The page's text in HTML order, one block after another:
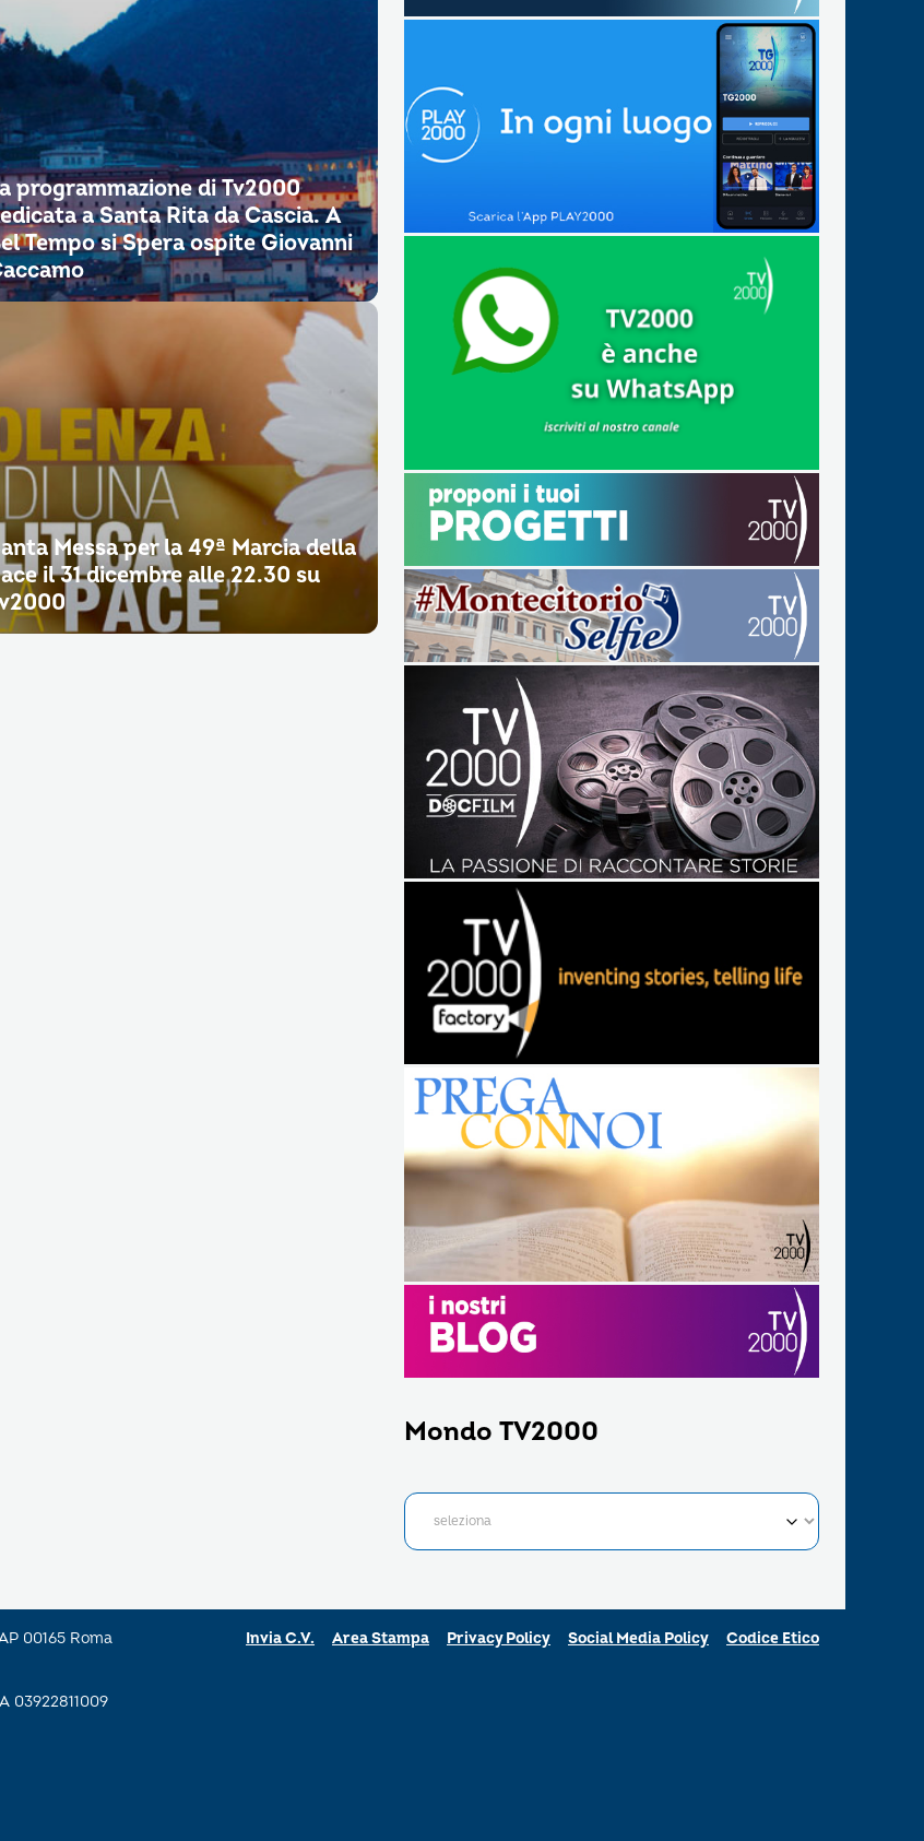
programmazione di Tv2000
a Santa Rita da Cascia. A
Tempo si Spera ospite Giovanni
Messa per la 49ª Marcia della
il 31 dicembre alle 22.30 su
Mondo TV2000
00165 Roma
03922811009
Invia C.V. Area Stampa Privacy Policy Social Media Policy Codice Etico